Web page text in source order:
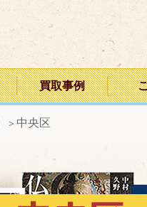
買取事例
中央区